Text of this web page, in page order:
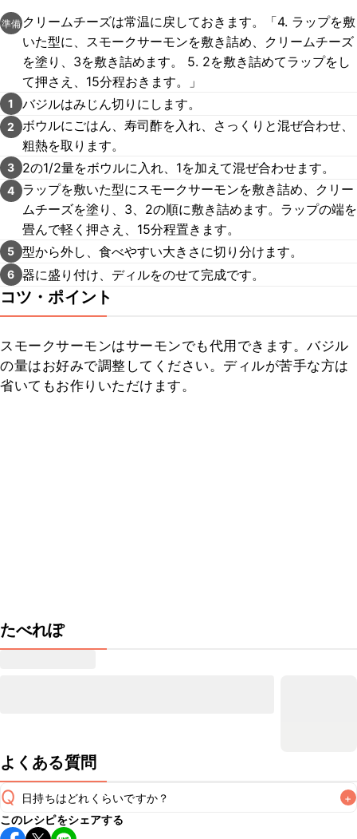
準備 クリームチーズは常温に戻しておきます。「4. ラップを敷
いた型に、スモークサーモンを敷き詰め、クリームチーズ
を塗り、3を敷き詰めます。 5. 2を敷き詰めてラップをし
て押さえ、15分程おきます。」
1 バジルはみじん切りにします。
2
ボウルにごはん、寿司酢を入れ、さっくりと混ぜ合わせ、
粗熱を取ります。
3 2の1/2量をボウルに入れ、1を加えて混ぜ合わせます。
4
ラップを敷いた型にスモークサーモンを敷き詰め、クリー
ムチーズを塗り、3、2の順に敷き詰めます。ラップの端を
畳んで軽く押さえ、15分程置きます。
5 型から外し、食べやすい大きさに切り分けます。
6 器に盛り付け、ディルをのせて完成です。
コツ・ポイント
スモークサーモンはサーモンでも代用できます。バジル
の量はお好みで調整してください。ディルが苦手な方は
省いてもお作りいただけます。
たべれぽ
よくある質問
Q 日持ちはどれくらいですか？ +
保存期間は冷蔵で当日中が目安です。なるべくお早めにお召
このレシピをシェアする